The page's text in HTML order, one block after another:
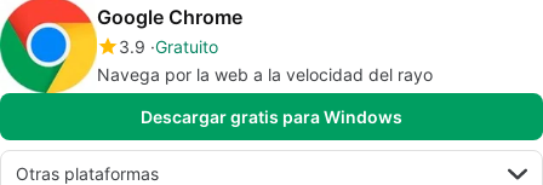
Google Chrome
3.9 Gratuito
Navega por la web a la velocidad del rayo
Descargar gratis para Windows
Otras plataformas